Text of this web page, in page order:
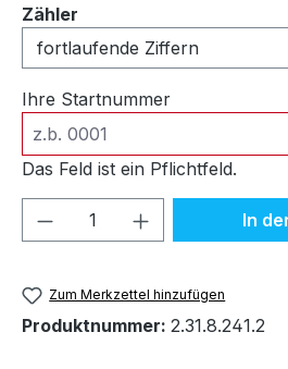
Zähler
Ihre Startnummer
Das Feld ist ein Pflichtfeld.
Produkt Anzahl: Gib
In
Zum Merkzettel hinzufügen
Produktnummer: 2.31.8.241.2